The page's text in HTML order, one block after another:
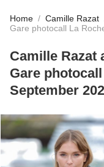
Home / Camille Razat
Gare photocall La
Camille Razat
Gare
September